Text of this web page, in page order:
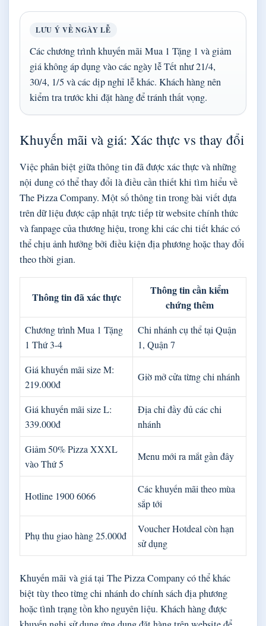
LƯU Ý VỀ NGÀY LỄ
Các chương trình khuyến mãi Mua 1 Tặng 1 và giảm
giá không áp dụng vào các ngày lễ Tết như 21/4,
30/4, 1/5 và các dịp nghỉ lễ khác. Khách hàng nên
kiểm tra trước khi đặt hàng để tránh thất vọng.
Khuyến mãi và giá: Xác thực vs thay đổi
Việc phân biệt giữa thông tin đã được xác thực và những
nội dung có thể thay đổi là điều cần thiết khi tìm hiểu về
The Pizza Company. Một số thông tin trong bài viết dựa
trên dữ liệu được cập nhật trực tiếp từ website chính thức
và fanpage của thương hiệu, trong khi các chi tiết khác có
thể chịu ảnh hưởng bởi điều kiện địa phương hoặc thay đổi
theo thời gian.
Thông tin đã xác thực
Thông tin cần kiểm
chứng thêm
Chương trình Mua 1 Tặng
1 Thứ 3-4
Chi nhánh cụ thể tại Quận
1, Quận 7
Giá khuyến mãi size M:
219.000đ
Giờ mở cửa từng chi nhánh
Giá khuyến mãi size L:
339.000đ
Địa chỉ đầy đủ các chi
nhánh
Giảm 50% Pizza XXXL
vào Thứ 5
Menu mới ra mắt gần đây
Hotline 1900 6066
Các khuyến mãi theo mùa
sắp tới
Phụ thu giao hàng 25.000đ
Voucher Hotdeal còn hạn
sử dụng
Khuyến mãi và giá tại The Pizza Company có thể khác
biệt tùy theo từng chi nhánh do chính sách địa phương
hoặc tình trạng tồn kho nguyên liệu. Khách hàng được